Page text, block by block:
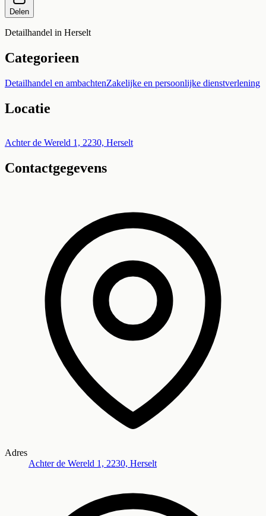
Delen
Detailhandel in Herselt
Categorieen
Detailhandel en ambachtenZakelijke en persoonlijke dienstverlening
Locatie
+
−
Achter de Wereld 1, 2230, Herselt
Contactgegevens
Adres
Achter de Wereld 1, 2230, Herselt